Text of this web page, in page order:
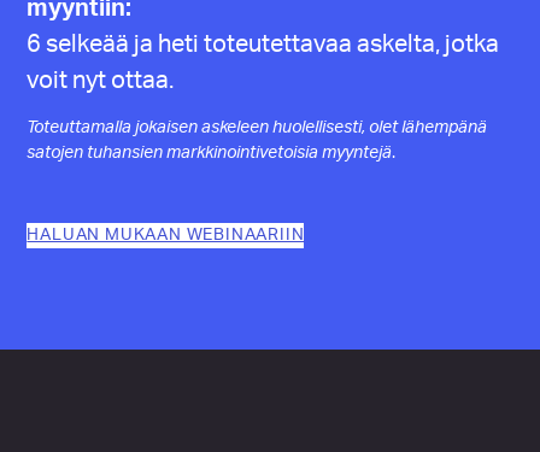
myyntiin:
6 selkeää ja heti toteutettavaa askelta, jotka
voit nyt ottaa.
Toteuttamalla jokaisen askeleen huolellisesti, olet lähempänä
satojen tuhansien markkinointivetoisia myyntejä.
HALUAN MUKAAN WEBINAARIIN